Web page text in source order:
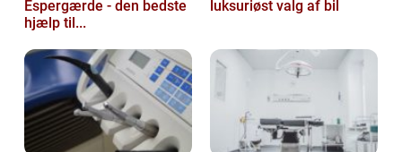
Espergærde - den bedste
hjælp til...
luksuriøst valg af bil